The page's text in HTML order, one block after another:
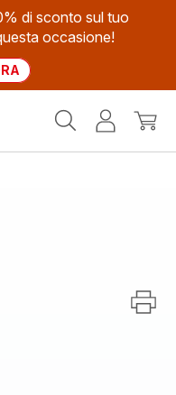
di sconto sul tuo
occasione!
Il